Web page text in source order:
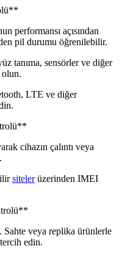
performansı açısından
pil durumu öğrenilebilir.
tanıma, sensörler ve diğer
olun.
LTE ve diğer
cihazın çalıntı veya
sitelerüzerinden IMEI
veya replika ürünlerle
tercih edin.